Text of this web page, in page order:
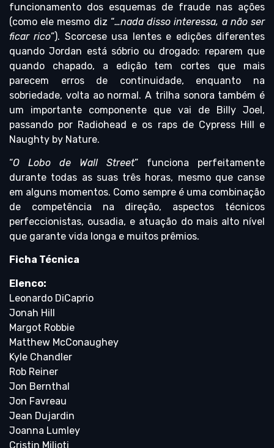
funcionamento dos esquemas de fraude nas ações
(como ele mesmo diz “…nada disso interessa, a não ser
ficar rico”). Scorcese usa lentes e edições diferentes
quando Jordan está sóbrio ou drogado: reparem que
quando chapado, a edição tem cortes que mais
parecem erros de continuidade, enquanto na
sobriedade, volta ao normal. A trilha sonora também é
um importante componente que vai de Billy Joel,
passando por Radiohead e os raps de Cypress Hill e
Naughty by Nature.
“O Lobo de Wall Street” funciona perfeitamente
durante todas as suas três horas, mesmo que canse
em alguns momentos. Como sempre é uma combinação
de competência na direção, aspectos técnicos
perfeccionistas, ousadia, e atuação do mais alto nível
que garante vida longa e muitos prêmios.
Ficha Técnica
Elenco:
Leonardo DiCaprio
Jonah Hill
Margot Robbie
Matthew McConaughey
Kyle Chandler
Rob Reiner
Jon Bernthal
Jon Favreau
Jean Dujardin
Joanna Lumley
Cristin Milioti